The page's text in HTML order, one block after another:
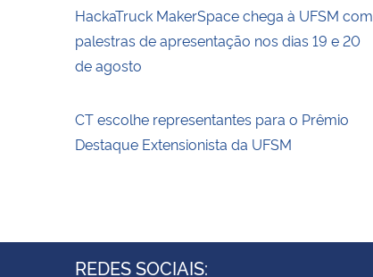
HackaTruck MakerSpace chega à UFSM com
palestras de apresentação nos dias 19 e 20
de agosto
CT escolhe representantes para o Prêmio
Destaque Extensionista da UFSM
REDES SOCIAIS: